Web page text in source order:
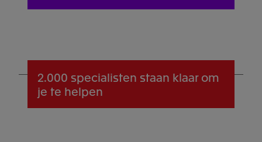
2.000 specialisten staan klaar om
je te helpen